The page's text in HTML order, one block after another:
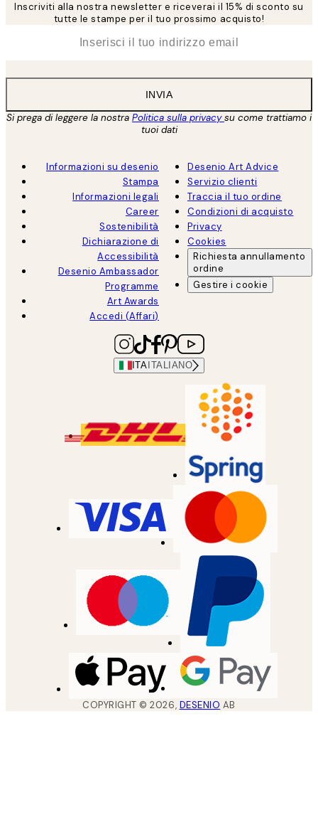
Inscriviti alla nostra newsletter e riceverai il 15% di sconto su
tutte le stampe per il tuo prossimo acquisto!
INVIA
Si prega di leggere la nostra Politica sulla privacysu come trattiamo i
tuoi dati
Informazioni su desenio
Stampa
Informazioni legali
Career
Sostenibilità
Dichiarazione di
Accessibilità
Desenio Ambassador
Programme
Art Awards
Accedi (Affari)
Desenio Art Advice
Servizio clienti
Traccia il tuo ordine
Condizioni di acquisto
Privacy
Cookies
Richiesta annullamento
ordine
Gestire i cookie
ITA ITALIANO
COPYRIGHT ©2026, DESENIO AB